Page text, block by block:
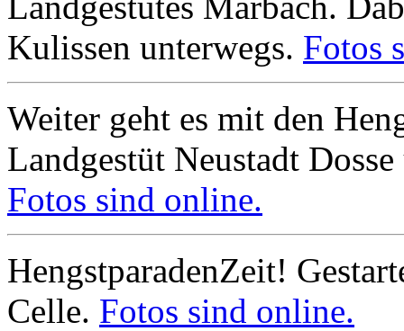
Kulissen unterwegs. Fotos
Weiter geht es mit den
Landgestüt Neustadt
Fotos sind online.
HengstparadenZeit!
Celle. Fotos sind online.